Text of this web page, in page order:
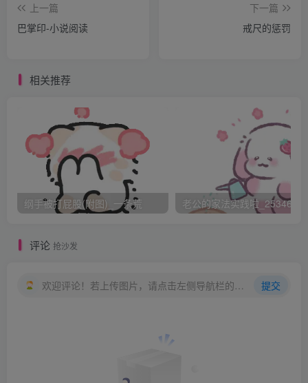
来到保安室，轩和保安都很熟识，登记出校居住异常的顺
利，这让夏夏对轩不敢再轻视怠慢，开始尊重学哥。
天好好上课，就又去忙自己的工作。
有了上次轩的“收留”，夏夏渐渐的和轩熟识。有什么事
也喜欢发短息给轩，心中很依靠这个大哥哥。经过一段时间
的适应夏夏渐渐的熟悉了大学的生活，和宿舍姐妹的关系也
拉进了不少，积极的她还参加了一些课外活动，没有高中的
好言好语的提醒她要注意学习，但是玩疯的夏夏哪里听得进
习。哪里知道轩早早的就将学分修够，是老师的得力助手，
转眼一个学期马上就要结束，考试临近。夏夏却还是该
上一篇
巴掌印-小说阅读
下一篇
戒尺的惩罚
相关推荐
纲手被打屁股(附图)_一条荒 老公的家法实践啦
评论 抢沙发
欢迎评论！若上传图片，请点击左侧导航栏的图床工具，获取图片链接。 提交